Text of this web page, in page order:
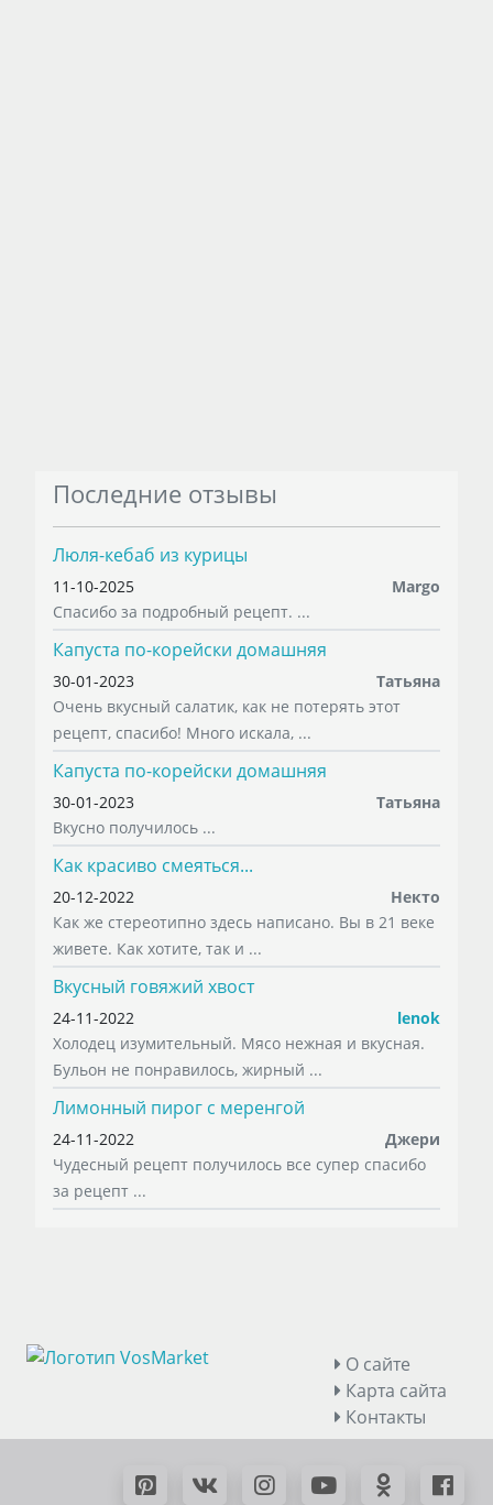
Последние отзывы
Люля-кебаб из курицы
11-10-2025
Margo
Спасибо за подробный рецепт. ...
Капуста по-корейски домашняя
30-01-2023
Татьяна
Очень вкусный салатик, как не потерять этот
рецепт, спасибо! Много искала, ...
Капуста по-корейски домашняя
30-01-2023
Татьяна
Вкусно получилось ...
Как красиво смеяться...
20-12-2022
Некто
Как же стереотипно здесь написано. Вы в 21 веке
живете. Как хотите, так и ...
Вкусный говяжий хвост
24-11-2022
lenok
Холодец изумительный. Мясо нежная и вкусная.
Бульон не понравилось, жирный ...
Лимонный пирог с меренгой
24-11-2022
Джери
Чудесный рецепт получилось все супер спасибо
за рецепт ...
О сайте
Карта сайта
Контакты